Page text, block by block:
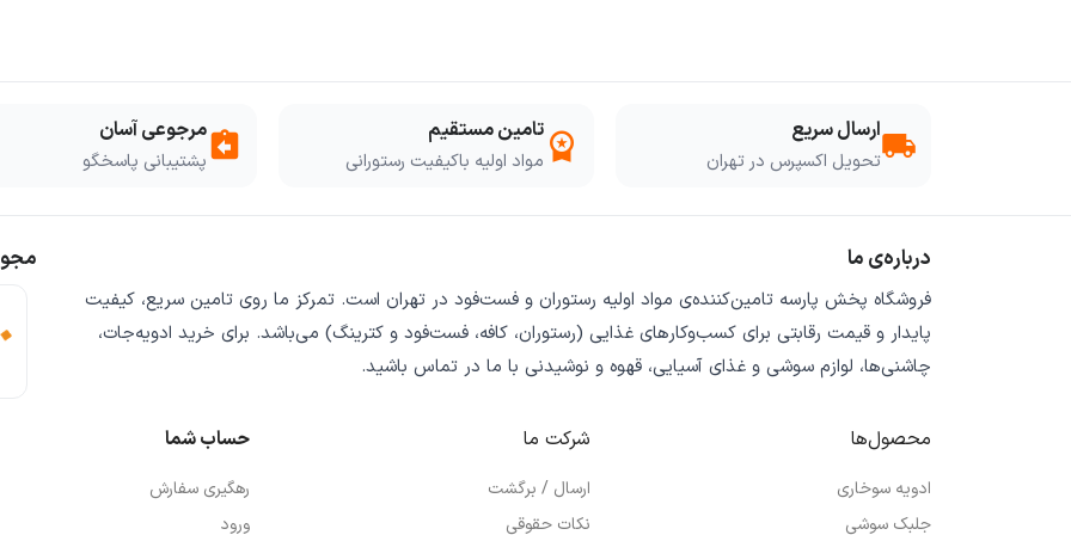
local_shippingارسال سریع
تحویل اکسپرس در تهران workspace_premium تامین مستقیم
مواد اولیه باکیفیت رستورانی assignment_returnمرجوعی آسان
پشتیبانی پاسخگو
درباره‌ی ما
فروشگاه پخش پارسه تامین‌کننده‌ی مواد اولیه رستوران و فست‌فود در تهران است. تمرکز ما روی تامین سریع، کیفیت
پایدار و قیمت رقابتی برای کسب‌وکارهای غذایی (رستوران، کافه، فست‌فود و کترینگ) می‌باشد. برای خرید ادویه‌جات،
چاشنی‌ها، لوازم سوشی و غذای آسیایی، قهوه و نوشیدنی با ما در تماس باشید.
محصول‌ها
ادویه سوخاری
جلبک سوشی
شرکت ما
ارسال / برگشت
نکات حقوقی
حساب شما
رهگیری سفارش
ورود